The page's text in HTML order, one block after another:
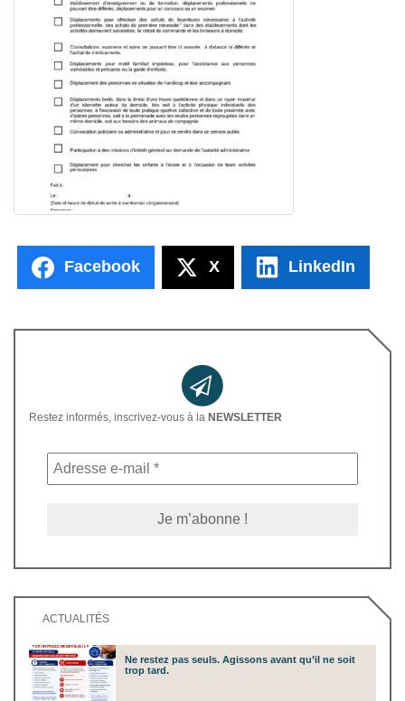
Facebook X LinkedIn
Restez informés, inscrivez-vous à la NEWSLETTER
ACTUALITÉS
Ne restez pas seuls. Agissons avant qu’il ne soit
trop tard.